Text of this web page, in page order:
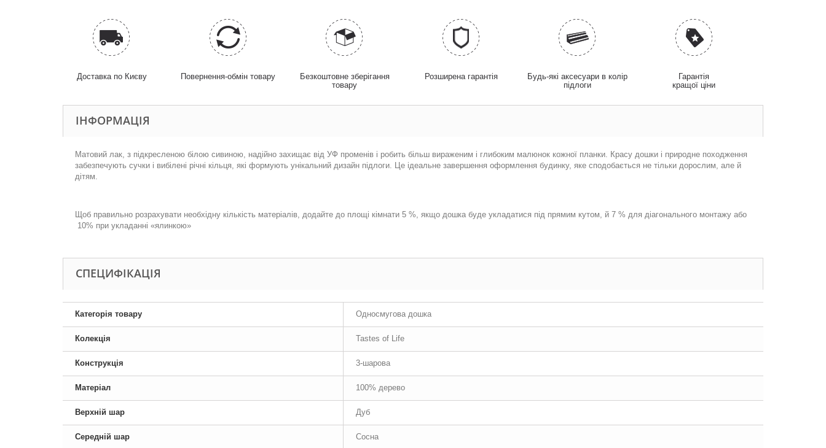
Доставка по Києву Повернення-обмін товару
Безкоштовне зберігання
товару
Розширена гарантія
Будь-які аксесуари в колір
підлоги
Гарантія
кращої ціни
ІНФОРМАЦІЯ
Матовий лак, з підкресленою білою сивиною, надійно захищає від УФ променів і робить більш вираженим і глибоким малюнок кожної планки. Красу дошки і природне походження
забезпечують сучки і вибілені річні кільця, які формують унікальний дизайн підлоги. Це ідеальне завершення оформлення будинку, яке сподобається не тільки дорослим, але й
дітям.
Щоб правильно розрахувати необхідну кількість матеріалів, додайте до площі кімнати 5 %, якщо дошка буде укладатися під прямим кутом, й 7 % для діагонального монтажу або
10% при укладанні «ялинкою»
СПЕЦИФІКАЦІЯ
Категорія товару Односмугова дошка
Колекція Tastes of Life
Конструкція 3-шарова
Матеріал 100% дерево
Верхній шар Дуб
Середній шар Сосна